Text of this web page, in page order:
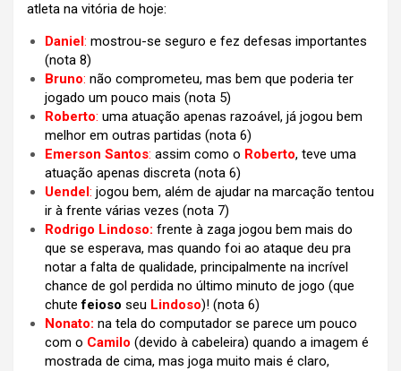
atleta na vitória de hoje:
Daniel: mostrou-se seguro e fez defesas importantes
(nota 8)
Bruno: não comprometeu, mas bem que poderia ter
jogado um pouco mais (nota 5)
Roberto: uma atuação apenas razoável, já jogou bem
melhor em outras partidas (nota 6)
Emerson Santos: assim como o Roberto, teve uma
atuação apenas discreta (nota 6)
Uendel: jogou bem, além de ajudar na marcação tentou
ir à frente várias vezes (nota 7)
Rodrigo Lindoso: frente à zaga jogou bem mais do
que se esperava, mas quando foi ao ataque deu pra
notar a falta de qualidade, principalmente na incrível
chance de gol perdida no último minuto de jogo (que
chutefeioso seu Lindoso)! (nota 6)
Nonato: na tela do computador se parece um pouco
com o Camilo (devido à cabeleira) quando a imagem é
mostrada de cima, mas joga muito mais é claro,